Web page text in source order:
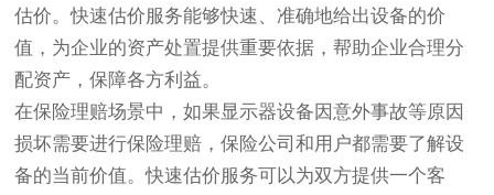
估价。快速估价服务能够快速、准确地给出设备的价
值，为企业的资产处置提供重要依据，帮助企业合理分
配资产，保障各方利益。
在保险理赔场景中，如果显示器设备因意外事故等原因
损坏需要进行保险理赔，保险公司和用户都需要了解设
备的当前价值。快速估价服务可以为双方提供一个客